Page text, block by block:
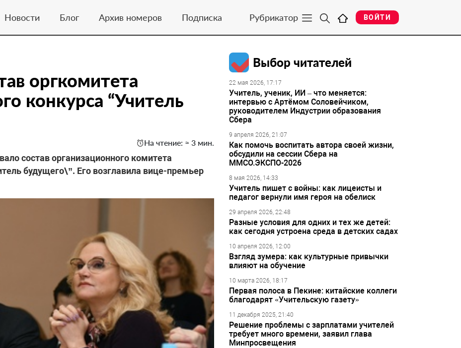
Новости Блог Архив номеров Подписка Рубрикатор ВОЙТИ
оргкомитета
конкурса “Учитель
На чтение: ≈ 3 мин.
состав организационного комитета
будущего\”. Его возглавила вице-премьер
Выбор читателей
22 мая 2026, 17:17
Учитель, ученик, ИИ – что меняется:
интервью с Артёмом Соловейчиком,
руководителем Индустрии образования
Сбера
9 апреля 2026, 21:07
Как помочь воспитать автора своей жизни,
обсудили на сессии Сбера на
ММСО.ЭКСПО-2026
8 мая 2026, 14:33
Учитель пишет с войны: как лицеисты и
педагог вернули имя героя на обелиск
29 апреля 2026, 22:48
Разные условия для одних и тех же детей:
как сегодня устроена среда в детских садах
10 апреля 2026, 12:00
Взгляд зумера: как культурные привычки
влияют на обучение
10 марта 2026, 18:17
Первая полоса в Пекине: китайские коллеги
благодарят «Учительскую газету»
11 декабря 2025, 21:40
Решение проблемы с зарплатами учителей
требует много времени, заявил глава
Минпросвещения